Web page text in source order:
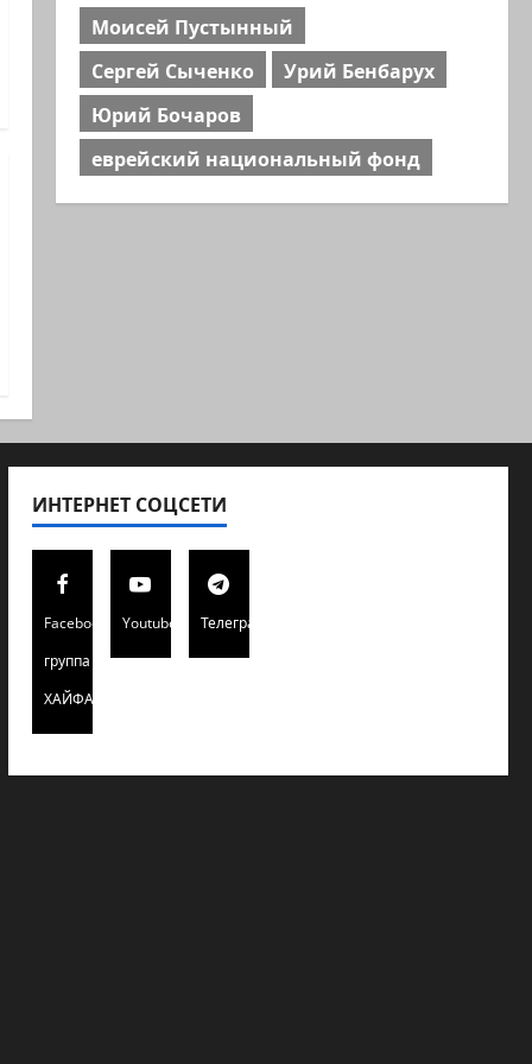
Моисей Пустынный
Сергей Сыченко
Урий Бенбарух
Юрий Бочаров
еврейский национальный фонд
ИНТЕРНЕТ СОЦСЕТИ
Facebook
группа
ХАЙФАИНФО
Youtube Телеграмм